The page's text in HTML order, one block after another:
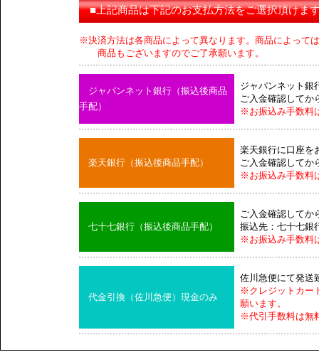
■上記商品は下記のお支払方法をご選択頂けま
※決済方法は各商品によって異なります。商品によって
商品もございますのでご了承願います。
ジャパンネット銀行（振込後商品
手配）
ジャパンネット銀
ご入金確認してか
※お振込み手数料
楽天銀行（振込後商品手配）
楽天銀行に口座を
ご入金確認してか
※お振込み手数料
七十七銀行（振込後商品手配）
ご入金確認してか
振込先：七十七銀
※お振込み手数料
代金引換（佐川急便）現金のみ
佐川急便にて発送
※クレジットカー
願います。
※代引手数料は無